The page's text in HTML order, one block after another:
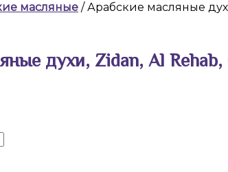
масляные / Арабские масляные
духи, Zidan, Al